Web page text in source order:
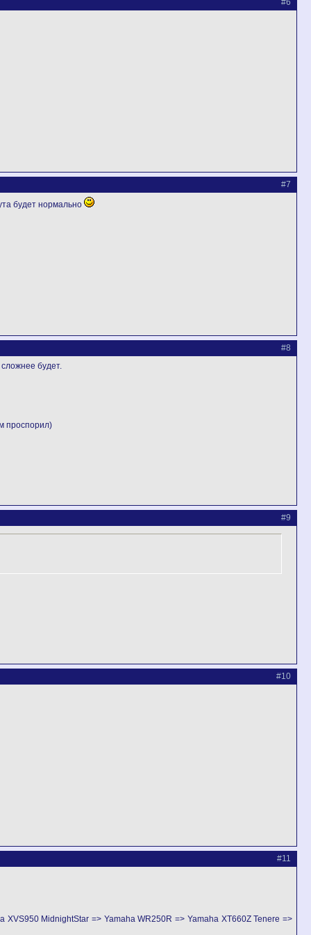
#6
#7
будет нормально
#8
будет.
проспорил)
#9
#10
#11
MidnightStar => Yamaha WR250R => Yamaha XT660Z Tenere =>